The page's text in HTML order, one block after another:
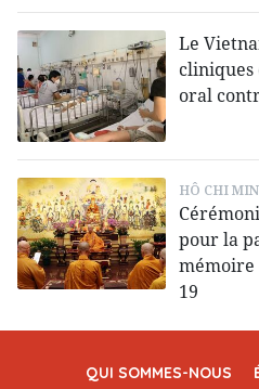
Le
oral
HÔ CHI
pour la
mémoire
19
QUI SOMMES-NOUS